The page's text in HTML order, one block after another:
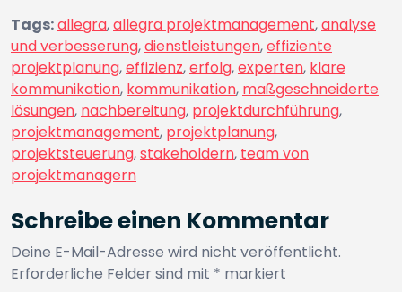
Tags:allegra,allegra projektmanagement,analyse
und verbesserung,dienstleistungen,effiziente
projektplanung,effizienz,erfolg,experten, klare
kommunikation, kommunikation, maßgeschneiderte
lösungen, nachbereitung, projektdurchführung,
projektmanagement, projektplanung,
projektsteuerung,stakeholdern, team von
projektmanagern
Schreibe einen Kommentar
Deine E-Mail-Adresse wird nicht veröffentlicht.
Erforderliche Felder sind mit * markiert